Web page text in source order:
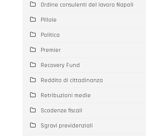
Ordine consulenti del lavoro Napoli
Pillole
Politica
Premier
Recovery Fund
Reddito di cittadinanza
Retribuzioni medie
Scadenze fiscali
Sgravi previdenziali